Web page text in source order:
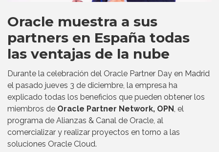
Oracle muestra a sus
partners en España todas
las ventajas de la nube
Durante la celebración del Oracle Partner Day en Madrid
el pasado jueves 3 de diciembre, la empresa ha
explicado todas los beneficios que pueden obtener los
miembros de Oracle Partner Network, OPN, el
programa de Alianzas & Canal de Oracle, al
comercializar y realizar proyectos en torno a las
soluciones Oracle Cloud.